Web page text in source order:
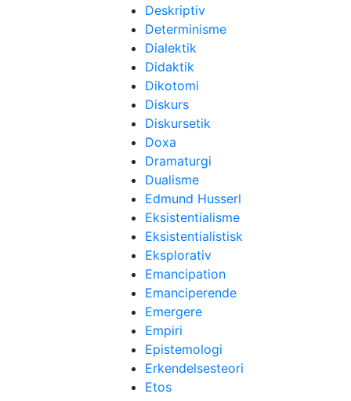
Deskriptiv
Determinisme
Dialektik
Didaktik
Dikotomi
Diskurs
Diskursetik
Doxa
Dramaturgi
Dualisme
Edmund Husserl
Eksistentialisme
Eksistentialistisk
Eksplorativ
Emancipation
Emanciperende
Emergere
Empiri
Epistemologi
Erkendelsesteori
Etos